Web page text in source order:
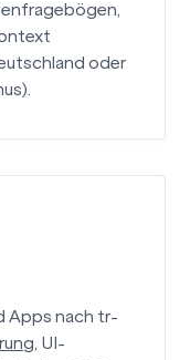
oder
Apps nach tr-
, UI-